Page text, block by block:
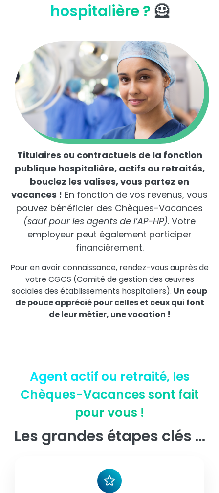
hospitalière ? 🦸
Titulaires ou contractuels de la fonction
publique hospitalière, actifs ou retraités,
bouclez les valises, vous partez en
vacances ! En fonction de vos revenus, vous
pouvez bénéficier des Chèques-Vacances
(sauf pour les agents de l’AP-HP). Votre
employeur peut également participer
financièrement.
Pour en avoir connaissance, rendez-vous auprès de
votre CGOS (Comité de gestion des œuvres
sociales des établissements hospitaliers). Un coup
de pouce apprécié pour celles et ceux qui font
de leur métier, une vocation !
Agent actif ou retraité, les
Chèques-Vacances sont fait
pour vous !
Les grandes étapes clés …